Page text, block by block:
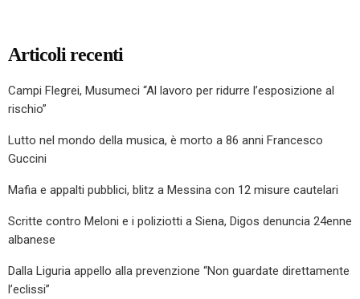
Articoli recenti
Campi Flegrei, Musumeci “Al lavoro per ridurre l’esposizione al
rischio”
Lutto nel mondo della musica, è morto a 86 anni Francesco
Guccini
Mafia e appalti pubblici, blitz a Messina con 12 misure cautelari
Scritte contro Meloni e i poliziotti a Siena, Digos denuncia 24enne
albanese
Dalla Liguria appello alla prevenzione “Non guardate direttamente
l’eclissi”